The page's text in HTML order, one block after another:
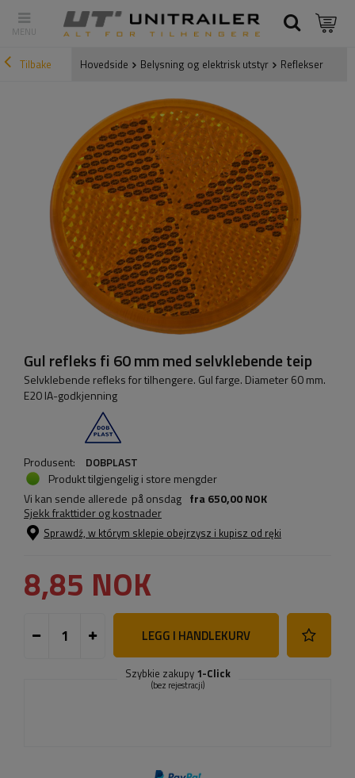
Tilbake Hovedside Belysning og elektrisk utstyr Reflekser
Gul refleks fi 60 mm med selvklebende teip
Selvklebende refleks for tilhengere. Gul farge. Diameter 60 mm.
E20 IA-godkjenning
Produsent:
DOBPLAST
Produkt tilgjengelig i store mengder
Vi kan sende allerede på onsdag fra650,00 NOK
Sjekk frakttider og kostnader
Sprawdź, w którym sklepie obejrzysz i kupisz od ręki
8,85 NOK
LEGG I HANDLEKURV
Szybkie zakupy 1-Click
(bez rejestracji)